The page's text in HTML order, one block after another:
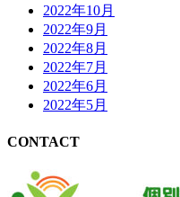
2022年10月
2022年9月
2022年8月
2022年7月
2022年6月
2022年5月
CONTACT